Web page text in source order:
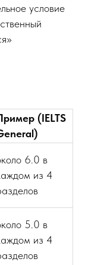
условие
(IELTS
6.0 в
из 4
5.0 в
из 4